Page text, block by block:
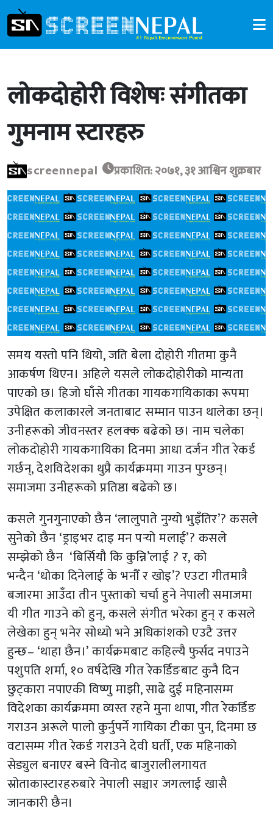
लोकदोहोरी विशेषः संगीतका
गुमनाम स्टारहरु
screennepal प्रकाशित: २०७१, ३१ आश्विन शुक्रबार
समय यस्तो पनि थियो, जति बेला दोहोरी गीतमा कुनै
आकर्षण थिएन। अहिले यसले लोकदोहोरीको मान्यता
पाएको छ। हिजो घाँसे गीतका गायकगायिकाका रूपमा
उपेक्षित कलाकारले जनताबाट सम्मान पाउन थालेका छन्।
उनीहरूको जीवनस्तर हलक्क बढेको छ। नाम चलेका
लोकदोहोरी गायकगायिका दिनमा आधा दर्जन गीत रेकर्ड
गर्छन्, देशविदेशका थुप्रै कार्यक्रममा गाउन पुग्छन्।
समाजमा उनीहरूको प्रतिष्ठा बढेको छ।
कसले गुनगुनाएको छैन ‘लालुपाते नुग्यो भुइँतिर’? कसले
सुनेको छैन ‘ड्राइभर दाइ मन पर्‍यो मलाई’? कसले
सम्झेको छैन ‘बिर्सियौ कि कुन्नि’लाई ? र, को
भन्दैन ‘धोका दिनेलाई के भनौँ र खोइ’? एउटा गीतमात्रै
बजारमा आउँदा तीन पुस्ताको चर्चा हुने नेपाली समाजमा
यी गीत गाउने को हुन्, कसले संगीत भरेका हुन् र कसले
लेखेका हुन् भनेर सोध्यो भने अधिकांशको एउटै उत्तर
हुन्छ– ‘थाहा छैन।’ कार्यक्रमबाट कहिल्यै फुर्सद नपाउने
पशुपति शर्मा, १० वर्षदेखि गीत रेकर्डिङबाट कुनै दिन
छुट्कारा नपाएकी विष्णु माझी, साढे दुई महिनासम्म
विदेशका कार्यक्रममा व्यस्त रहने मुना थापा, गीत रेकर्डिङ
गराउन अरूले पालो कुर्नुपर्ने गायिका टीका पुन, दिनमा छ
वटासम्म गीत रेकर्ड गराउने देवी घर्ती, एक महिनाको
सेड्युल बनाएर बस्ने विनोद बाजुरालीलगायत
स्रोताकास्टारहरुबारे नेपाली सञ्चार जगत्लाई खासै
जानकारी छैन।